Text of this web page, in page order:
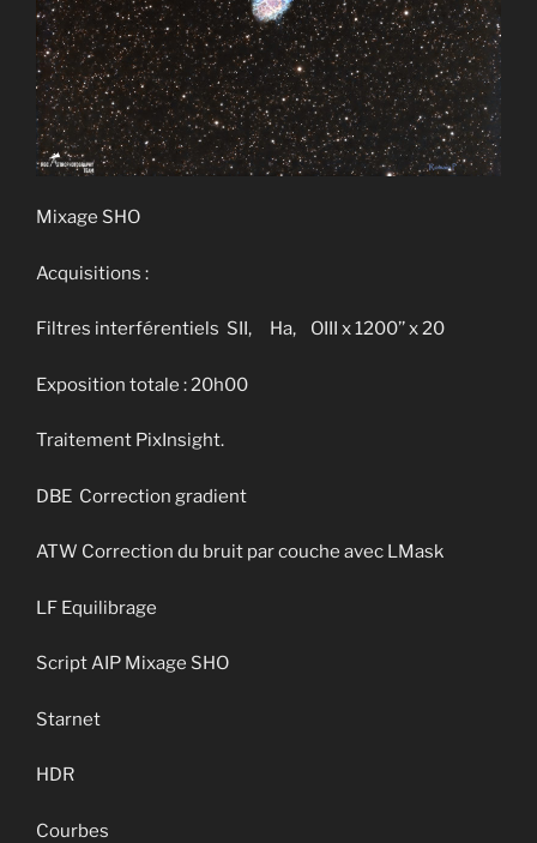
Mixage SHO
Acquisitions :
Filtres interférentiels SII, Ha, OIII x 1200’’ x 20
Exposition totale : 20h00
Traitement PixInsight.
DBE Correction gradient
ATW Correction du bruit par couche avec LMask
LF Equilibrage
Script AIP Mixage SHO
Starnet
HDR
Courbes